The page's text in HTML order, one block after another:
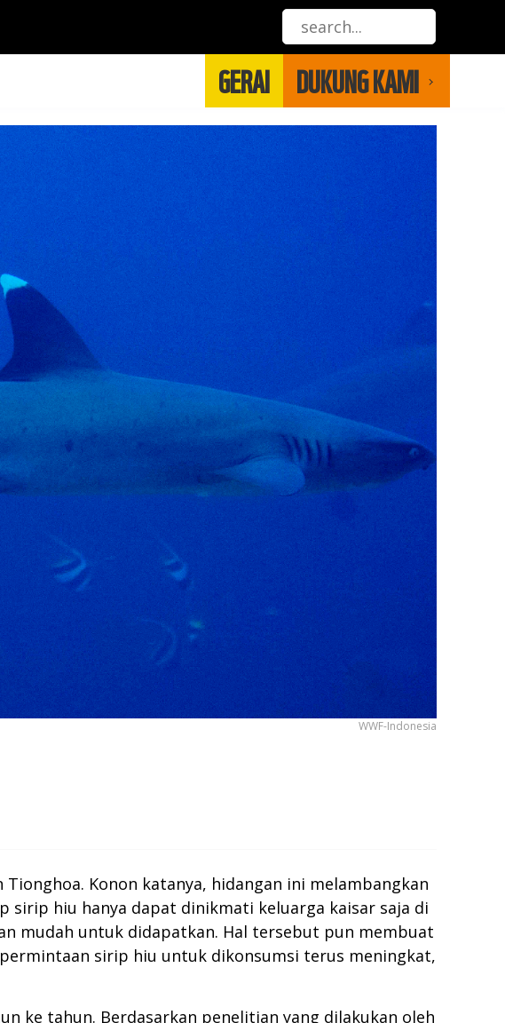
GERAI DUKUNG KAMI
WWF-Indonesia
Konon katanya, hidangan ini melambangkan
sirip hiu hanya dapat dinikmati keluarga kaisar saja di
mudah untuk didapatkan. Hal tersebut pun membuat
sirip hiu untuk dikonsumsi terus meningkat,
ke tahun. Berdasarkan penelitian yang dilakukan oleh